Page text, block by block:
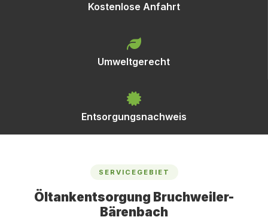
Kostenlose Anfahrt
Umweltgerecht
Entsorgungsnachweis
SERVICEGEBIET
Öltankentsorgung Bruchweiler-
Bärenbach